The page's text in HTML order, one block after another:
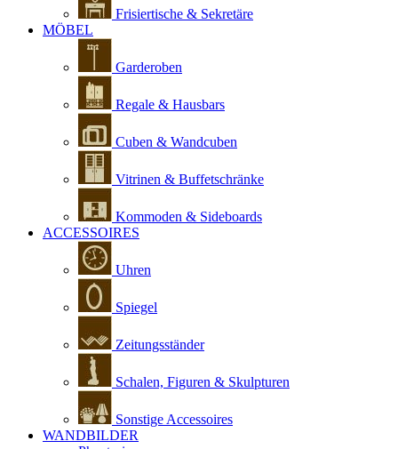
Frisiertische & Sekretäre
MÖBEL
Garderoben
Regale & Hausbars
Cuben & Wandcuben
Vitrinen & Buffetschränke
Kommoden & Sideboards
ACCESSOIRES
Uhren
Spiegel
Zeitungsständer
Schalen, Figuren & Skulpturen
Sonstige Accessoires
WANDBILDER